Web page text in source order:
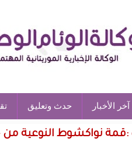
آخر الأخبار حدث وتعليق
:قمة نواكشوط النوعية